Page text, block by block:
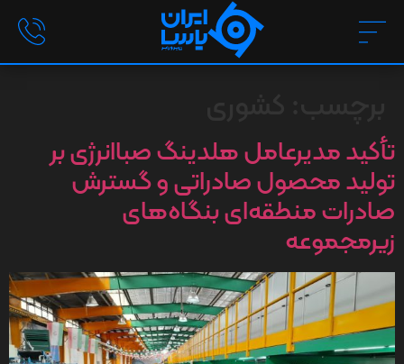
تأکید مدیرعامل هلدینگ صباانرژی بر
تولید محصول صادراتی و گسترش
صادرات منطقه‌ای بنگاه‌های
زیرمجموعه